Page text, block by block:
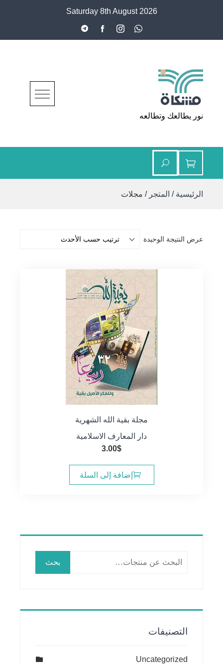
Saturday 8th August 2026
مشكاة
نور يطالعك وتطالعه
الرئيسية / المتجر / مجلات
عرض النتيجة الوحيدة
مجلة بقية الله الشهرية
دار المعارف الاسلامية
3.00$
إضافة إلى السلة
بحث
التصنيفات
Uncategorized